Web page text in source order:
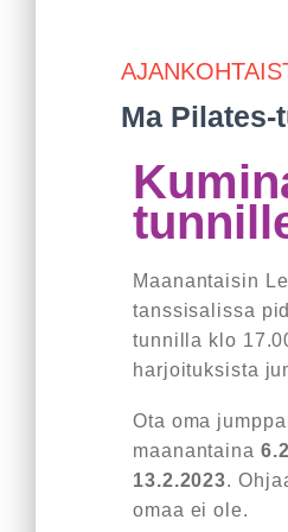
Ma
Maanantaisin
tanssisalissa
tunnilla klo
harjoituksista
Ota oma
maanantaina
13.2.2023.
omaa ei ole.